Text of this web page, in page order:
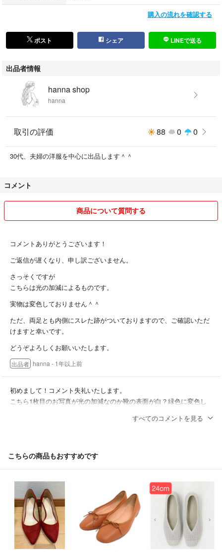
購入の流れを確認する
ポスト シェア LINEで送る
出品者情報
hanna shop
hanna
取引の評価 88 0 0
30代、夫婦の洋服を中心に出品します＾＾
コメント
商品について質問する
コメントありがとうございます！
ご返信が遅くなり、申し訳ございません。
さっそくですが
こちらは光の加減によるものです。
実物は変色しておりません＾＾
ただ、両足とも内側にスレた跡がついておりますので、ご確認いただ
けますと幸いです。
どうぞよろしくお願いいたします。
出品者 hanna - 1年以上前
初めまして！コメント失礼いたします。
こちら1枚目のお写真が光の加減なのか靴の表面が白？緑色に変色し
すべてのコメントを見る
こちらの商品もおすすめです